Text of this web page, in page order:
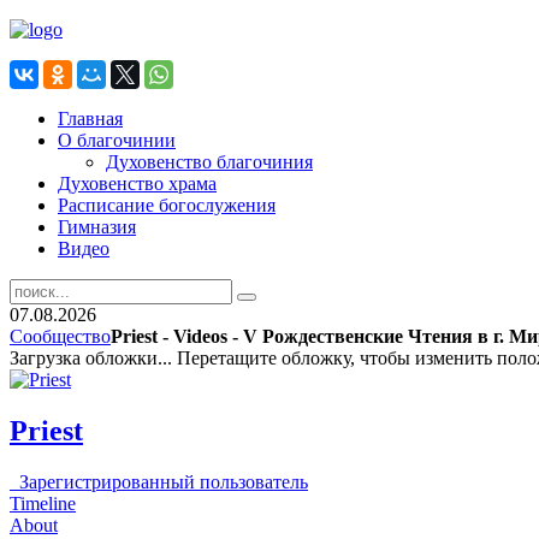
Главная
О благочинии
Духовенство благочиния
Духовенство храма
Расписание богослужения
Гимназия
Видео
07.08.2026
СообществоPriest - Videos - V Рождественские Чтения в г.
Загрузка обложки... Перетащите обложку, чтобы изменить
Priest
Зарегистрированный пользователь
Timeline
About